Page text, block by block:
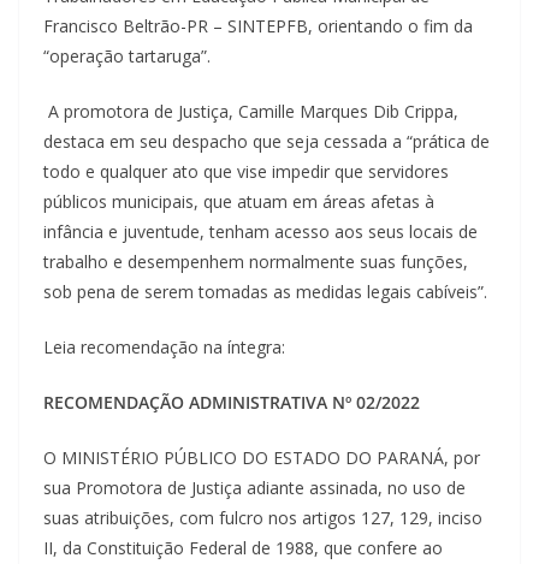
Francisco Beltrão-PR – SINTEPFB, orientando o fim da
“operação tartaruga”.
A promotora de Justiça, Camille Marques Dib Crippa,
destaca em seu despacho que seja cessada a “prática de
todo e qualquer ato que vise impedir que servidores
públicos municipais, que atuam em áreas afetas à
infância e juventude, tenham acesso aos seus locais de
trabalho e desempenhem normalmente suas funções,
sob pena de serem tomadas as medidas legais cabíveis”.
Leia recomendação na íntegra:
RECOMENDAÇÃO ADMINISTRATIVA Nº 02/2022
O MINISTÉRIO PÚBLICO DO ESTADO DO PARANÁ, por
sua Promotora de Justiça adiante assinada, no uso de
suas atribuições, com fulcro nos artigos 127, 129, inciso
II, da Constituição Federal de 1988, que confere ao